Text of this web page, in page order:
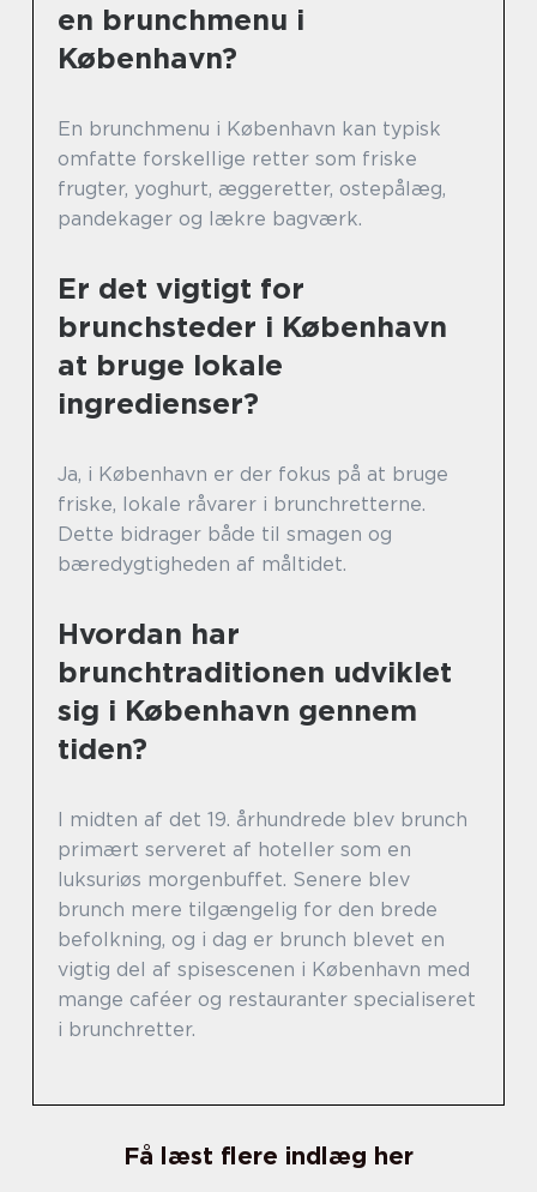
en brunchmenu i
København?
En brunchmenu i København kan typisk
omfatte forskellige retter som friske
frugter, yoghurt, æggeretter, ostepålæg,
pandekager og lækre bagværk.
Er det vigtigt for
brunchsteder i København
at bruge lokale
ingredienser?
Ja, i København er der fokus på at bruge
friske, lokale råvarer i brunchretterne.
Dette bidrager både til smagen og
bæredygtigheden af måltidet.
Hvordan har
brunchtraditionen udviklet
sig i København gennem
tiden?
I midten af det 19. århundrede blev brunch
primært serveret af hoteller som en
luksuriøs morgenbuffet. Senere blev
brunch mere tilgængelig for den brede
befolkning, og i dag er brunch blevet en
vigtig del af spisescenen i København med
mange caféer og restauranter specialiseret
i brunchretter.
Få læst flere indlæg her